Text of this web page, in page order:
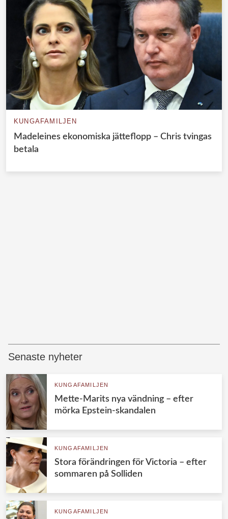
KUNGAFAMILJEN
Madeleines ekonomiska jätteflopp – Chris tvingas
betala
Senaste nyheter
KUNGAFAMILJEN
Mette-Marits nya vändning – efter
mörka Epstein-skandalen
KUNGAFAMILJEN
Stora förändringen för Victoria – efter
sommaren på Solliden
KUNGAFAMILJEN